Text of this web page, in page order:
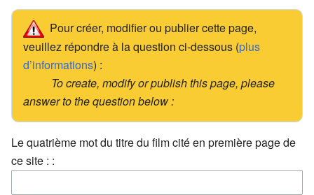
Pour créer, modifier ou publier cette page,
veuillez répondre à la question ci-dessous (plus
d’informations) :
To create, modify or publish this page, please
answer to the question below :
Le quatrième mot du titre du film cité en première page de
ce site : :